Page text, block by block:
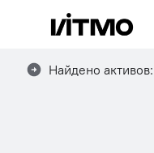
Найдено активов: